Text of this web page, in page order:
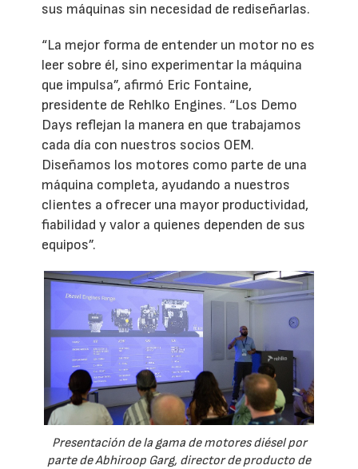
sus máquinas sin necesidad de rediseñarlas.
“La mejor forma de entender un motor no es
leer sobre él, sino experimentar la máquina
que impulsa”, afirmó Eric Fontaine,
presidente de Rehlko Engines. “Los Demo
Days reflejan la manera en que trabajamos
cada día con nuestros socios OEM.
Diseñamos los motores como parte de una
máquina completa, ayudando a nuestros
clientes a ofrecer una mayor productividad,
fiabilidad y valor a quienes dependen de sus
equipos”.
Presentación de la gama de motores diésel por
parte de Abhiroop Garg, director de producto de